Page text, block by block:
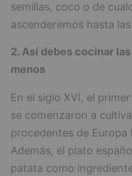
semillas, coco o de
ascenderemos hasta
2. Así debes cocinar
menos
En el siglo XVI, el
se comenzaron a
procedentes de Europa
Además, el plato
patata como